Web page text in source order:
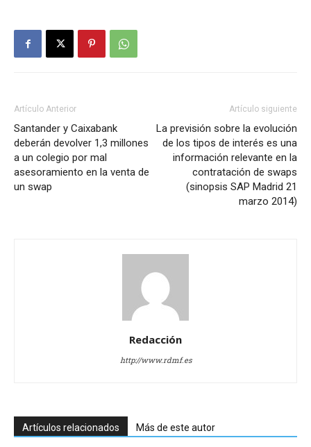
Artículo Anterior
Santander y Caixabank
deberán devolver 1,3 millones
a un colegio por mal
asesoramiento en la venta de
un swap
Artículo siguiente
La previsión sobre la evolución
de los tipos de interés es una
información relevante en la
contratación de swaps
(sinopsis SAP Madrid 21
marzo 2014)
Redacción
http://www.rdmf.es
Artículos relacionados Más de este autor